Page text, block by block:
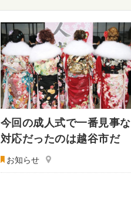
今回の成人式で一番見事な
対応だったのは越谷市だ
お知らせ